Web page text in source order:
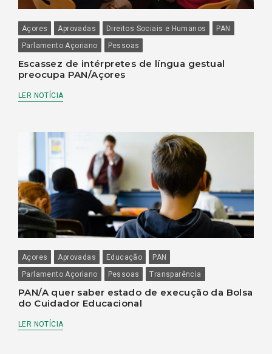
Açores Aprovadas Direitos Sociais e Humanos
PAN
Parlamento Açoriano
Pessoas
Escassez de intérpretes de língua gestual
preocupa PAN/Açores
LER NOTÍCIA
Açores Aprovadas Educação
PAN
Parlamento Açoriano
Pessoas Transparência
PAN/A quer saber estado de execução da Bolsa
do Cuidador Educacional
LER NOTÍCIA